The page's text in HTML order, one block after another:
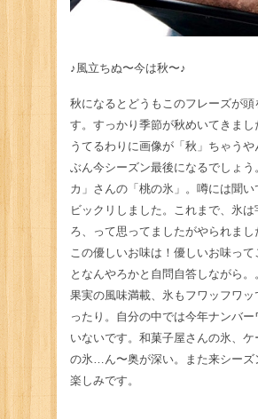
♪風立ちぬ〜今は秋〜♪
秋になるとどうもこのフレーズが頭
す。すっかり季節が秋めいてきまし
うてるわりに画像が「秋」ちゃうや
ぶん今シーズン最後になるでしょう
カ」さんの「桃の氷」。噂には聞い
ビックリしました。これまで、氷
ろ、って思ってましたがやられまし
この優しいお味は！優しいお味って
となんやろかと自問自答しながら
果実の風味満載、氷もフワッフワッ
ったり。自分の中では今年ナンバー
いないです。和菓子屋さんの氷、ケ
の氷…ん〜奥が深い。また来シーズ
楽しみです。